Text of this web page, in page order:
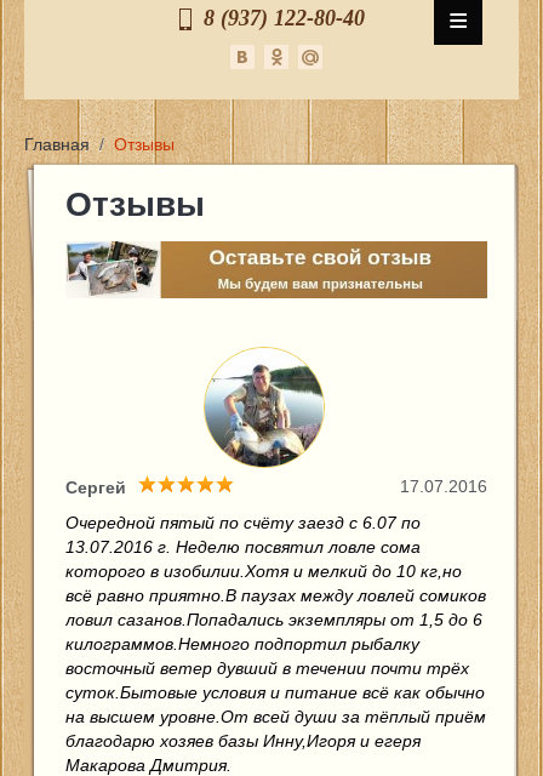
8 (937) 122-80-40 ≡
Цены и услуги
Отзывы
Отчеты о рыбалке
Главная / Отзывы
Отзывы
17.07.2016
Сергей
Очередной пятый по счёту заезд с 6.07 по
13.07.2016 г. Неделю посвятил ловле сома
которого в изобилии.Хотя и мелкий до 10 кг,но
всё равно приятно.В паузах между ловлей сомиков
ловил сазанов.Попадались экземпляры от 1,5 до 6
килограммов.Немного подпортил рыбалку
восточный ветер дувший в течении почти трёх
суток.Бытовые условия и питание всё как обычно
на высшем уровне.От всей души за тёплый приём
благодарю хозяев базы Инну,Игоря и егеря
Макарова Дмитрия.